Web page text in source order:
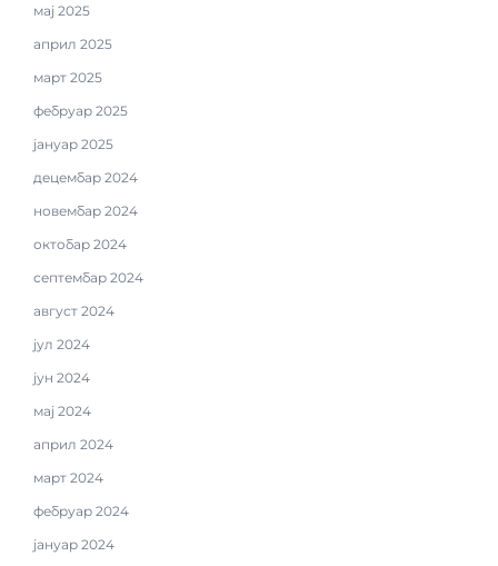
мај 2025
април 2025
март 2025
фебруар 2025
јануар 2025
децембар 2024
новембар 2024
октобар 2024
септембар 2024
август 2024
јул 2024
јун 2024
мај 2024
април 2024
март 2024
фебруар 2024
јануар 2024